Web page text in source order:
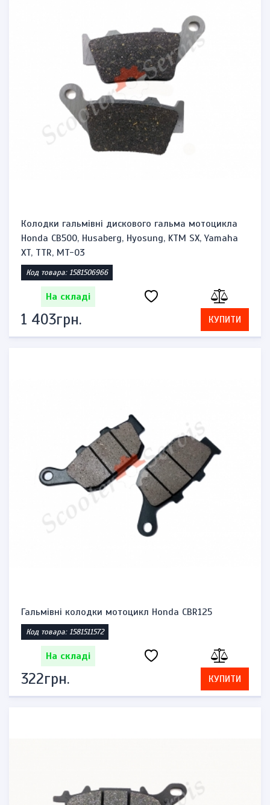
Колодки гальмівні дискового гальма мотоцикла
Honda CB500, Husaberg, Hyosung, KTM SX, Yamaha
XT, TTR, MT-03
Код товара: 1581506966
На складі
1 403грн. КУПИТИ
Гальмівні колодки мотоцикл Honda CBR125
Код товара: 1581511572
На складі
322грн. КУПИТИ